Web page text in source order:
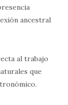
ancestral
al trabajo
que